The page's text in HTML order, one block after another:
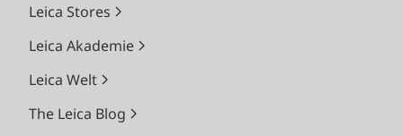
Leica Stores
Leica Akademie
Leica Welt
The Leica Blog